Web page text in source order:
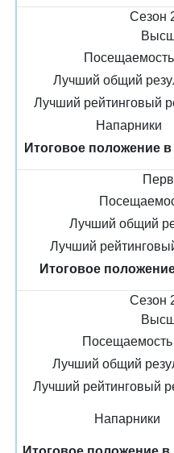
Сезон
Посещаемость
Лучший общий
Лучший рейтинговый
Напарники
Итоговое положение в
Лучший общий
Лучший
Итоговое
Сезон
Посещаемость
Лучший общий
Лучший рейтинговый
Напарники